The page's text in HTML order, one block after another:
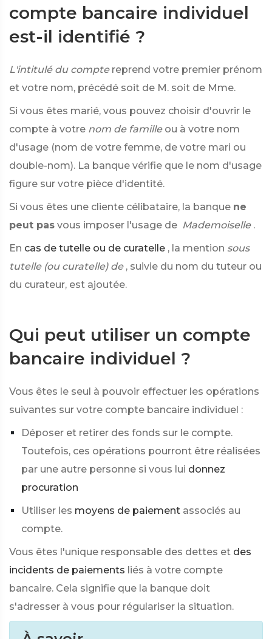
compte bancaire individuel
est-il identifié ?
L'intitulé du compte reprend votre premier prénom
et votre nom, précédé soit de M. soit de Mme.
Si vous êtes marié, vous pouvez choisir d'ouvrir le
compte à votre nom de famille ou à votre nom
d'usage (nom de votre femme, de votre mari ou
double-nom). La banque vérifie que le nom d'usage
figure sur votre pièce d'identité.
Si vous êtes une cliente célibataire, la banque ne
peut pas vous imposer l'usage de Mademoiselle .
En cas de tutelle ou de curatelle , la mention sous
tutelle (ou curatelle) de , suivie du nom du tuteur ou
du curateur, est ajoutée.
Qui peut utiliser un compte
bancaire individuel ?
Vous êtes le seul à pouvoir effectuer les opérations
suivantes sur votre compte bancaire individuel :
Déposer et retirer des fonds sur le compte.
Toutefois, ces opérations pourront être réalisées
par une autre personne si vous lui donnez
procuration
Utiliser les moyens de paiement associés au
compte.
Vous êtes l'unique responsable des dettes et des
incidents de paiements liés à votre compte
bancaire. Cela signifie que la banque doit
s'adresser à vous pour régulariser la situation.